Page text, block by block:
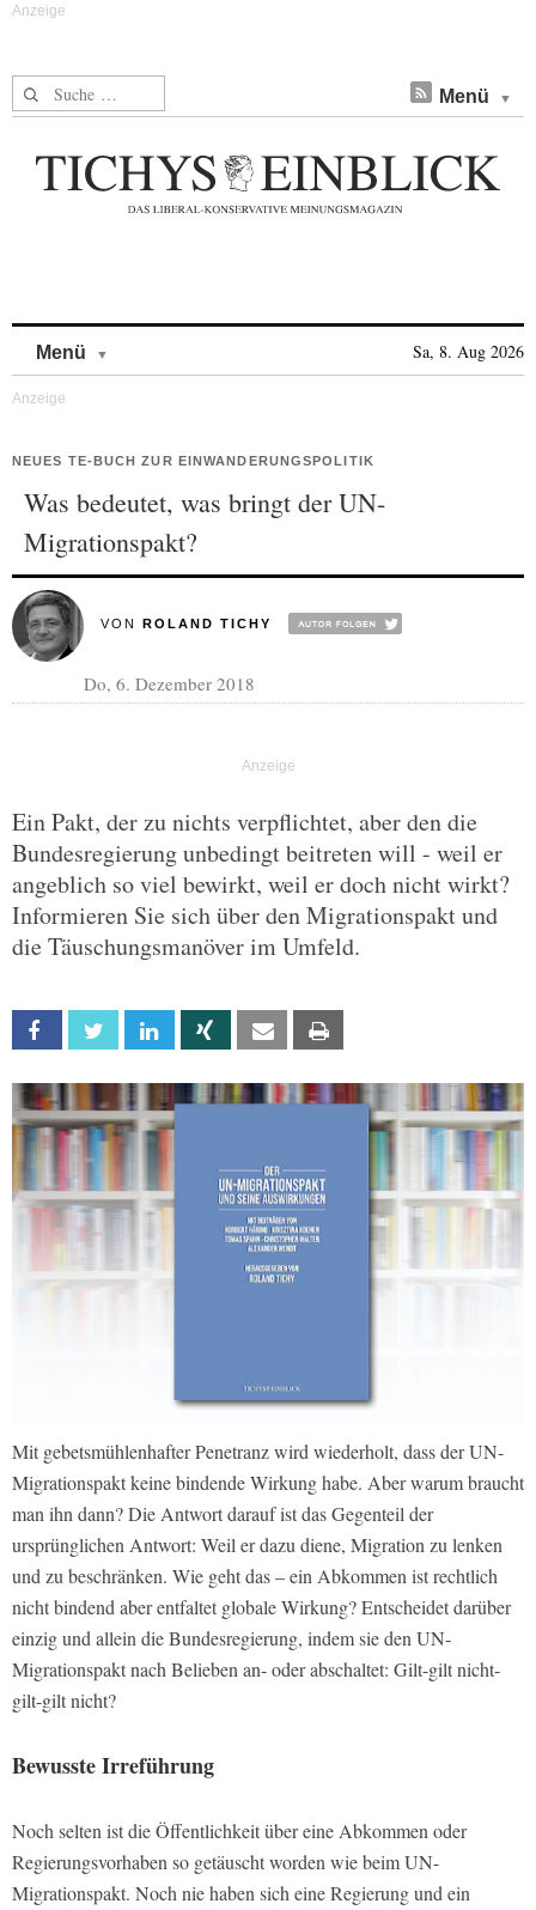
Suche nach: Menü
Menü Sa, 8. Aug 2026
NEUES TE-BUCH ZUR EINWANDERUNGSPOLITIK
Was bedeutet, was bringt der UN-
Migrationspakt?
VON ROLAND TICHY
Do, 6. Dezember 2018
Ein Pakt, der zu nichts verpflichtet, aber den die
Bundesregierung unbedingt beitreten will - weil er
angeblich so viel bewirkt, weil er doch nicht wirkt?
Informieren Sie sich über den Migrationspakt und
die Täuschungsmanöver im Umfeld.
Facebook Twitter Linkedin Xing Email
Mit gebetsmühlenhafter Penetranz wird wiederholt, dass der UN-
Migrationspakt keine bindende Wirkung habe. Aber warum braucht
man ihn dann? Die Antwort darauf ist das Gegenteil der
ursprünglichen Antwort: Weil er dazu diene, Migration zu lenken
und zu beschränken. Wie geht das – ein Abkommen ist rechtlich
nicht bindend aber entfaltet globale Wirkung? Entscheidet darüber
einzig und allein die Bundesregierung, indem sie den UN-
Migrationspakt nach Belieben an- oder abschaltet: Gilt-gilt nicht-
gilt-gilt nicht?
Bewusste Irreführung
Noch selten ist die Öffentlichkeit über eine Abkommen oder
Regierungsvorhaben so getäuscht worden wie beim UN-
Migrationspakt. Noch nie haben sich eine Regierung und ein